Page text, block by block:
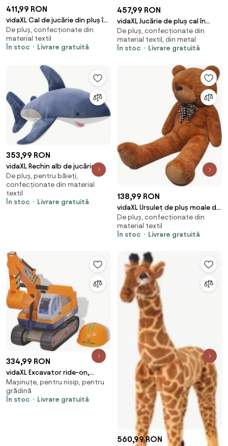
411,99 RON
vidaXL Cal de jucărie din pluș în
picioare, negru
De pluș, confecționate din
material textil
În stoc
Livrare gratuită
457,99 RON
vidaXL Jucărie de pluș cal în
picioare, maro închis, XXL
De pluș, confecționate din
material textil, din metal
În stoc
Livrare gratuită
353,99 RON
vidaXL Rechin alb de jucărie,
albastru și alb, pluș
De pluș, pentru băieți,
confecționate din material
textil
În stoc
Livrare gratuită
138,99 RON
vidaXL Ursuleț de pluș moale de
jucărie XXL, maro, 85 cm
De pluș, confecționate din
material textil
În stoc
Livrare gratuită
334,99 RON
vidaXL Excavator ride-on,
galben, plastic
Mașinuțe, pentru nisip, pentru
grădină
În stoc
Livrare gratuită
560,99 RON